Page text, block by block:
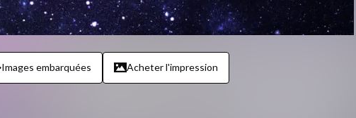
Images embarquées Acheter l'impression